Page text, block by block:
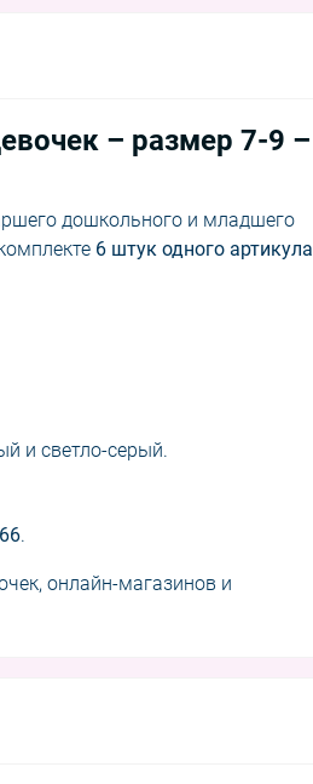
– размер 7-9 –
дошкольного и младшего
6 штук одного артикула
и светло-серый.
.
онлайн-магазинов и